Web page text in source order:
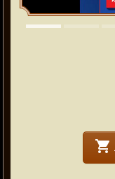
shopping_cart